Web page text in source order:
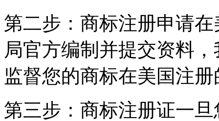
第二步：商标注册申请
局官方编制并提交资料
监督您的商标在美国注
第三步：商标注册证一